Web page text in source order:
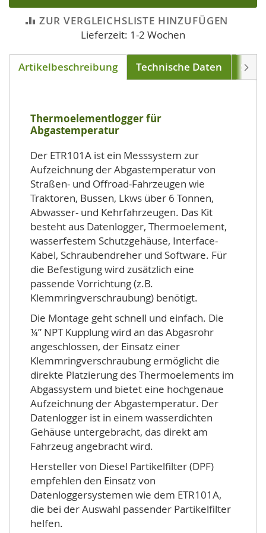
ZUR VERGLEICHSLISTE HINZUFÜGEN
Lieferzeit: 1-2 Wochen
Artikelbeschreibung Technische Daten
Thermoelementlogger für
Abgastemperatur
Der ETR101A ist ein Messsystem zur
Aufzeichnung der Abgastemperatur von
Straßen- und Offroad-Fahrzeugen wie
Traktoren, Bussen, Lkws über 6 Tonnen,
Abwasser- und Kehrfahrzeugen. Das Kit
besteht aus Datenlogger, Thermoelement,
wasserfestem Schutzgehäuse, Interface-
Kabel, Schraubendreher und Software. Für
die Befestigung wird zusätzlich eine
passende Vorrichtung (z.B.
Klemmringverschraubung) benötigt.
Die Montage geht schnell und einfach. Die
¼” NPT Kupplung wird an das Abgasrohr
angeschlossen, der Einsatz einer
Klemmringverschraubung ermöglicht die
direkte Platzierung des Thermoelements im
Abgassystem und bietet eine hochgenaue
Aufzeichnung der Abgastemperatur. Der
Datenlogger ist in einem wasserdichten
Gehäuse untergebracht, das direkt am
Fahrzeug angebracht wird.
Hersteller von Diesel Partikelfilter (DPF)
empfehlen den Einsatz von
Datenloggersystemen wie dem ETR101A,
die bei der Auswahl passender Partikelfilter
helfen.